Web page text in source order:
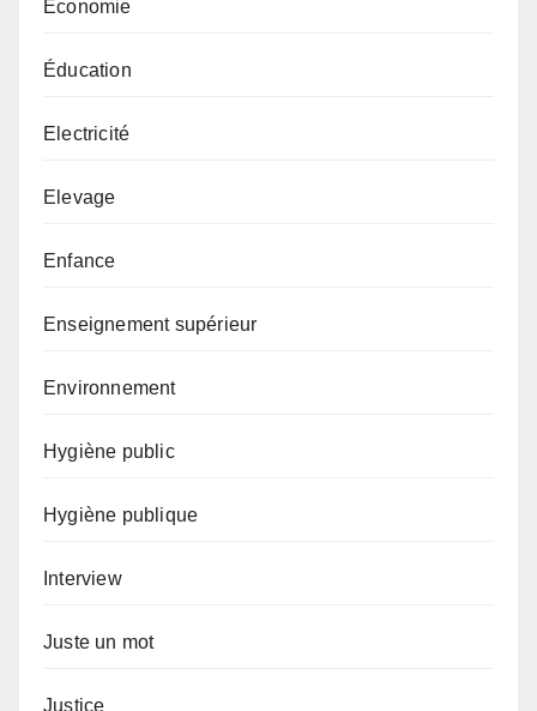
Économie
Éducation
Electricité
Elevage
Enfance
Enseignement supérieur
Environnement
Hygiène public
Hygiène publique
Interview
Juste un mot
Justice